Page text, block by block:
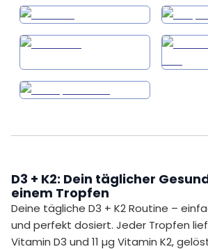
D3 + K2: Dein täglicher
einem Tropfen
Deine tägliche D3 + K2 Routine –
und perfekt dosiert. Jeder Tropfen
Vitamin D3 und 11 µg Vitamin K2,